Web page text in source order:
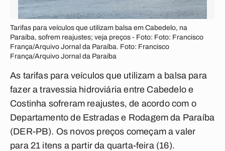
Tarifas para veículos que utilizam balsa em Cabedelo, na
Paraíba, sofrem reajustes; veja preços - Foto: Foto: Francisco
França/Arquivo Jornal da Paraíba. Foto: Francisco
França/Arquivo Jornal da Paraíba
As tarifas para veículos que utilizam a balsa para
fazer a travessia hidroviária entre Cabedelo e
Costinha sofreram reajustes, de acordo com o
Departamento de Estradas e Rodagem da Paraíba
(DER-PB). Os novos preços começam a valer
para 21 itens a partir da quarta-feira (16).